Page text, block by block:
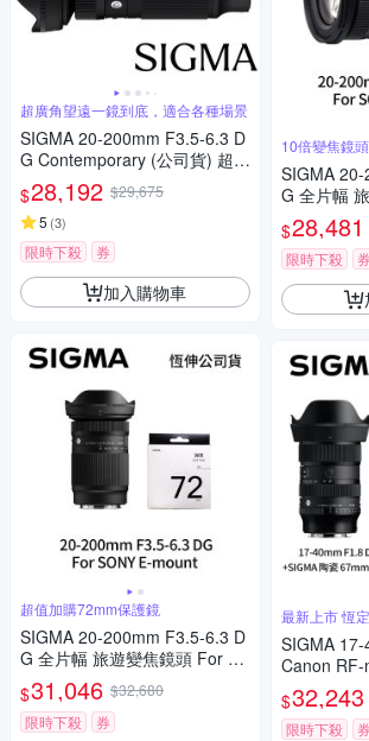
超廣角望遠一鏡到底，適合各種場景
SIGMA 20-200mm F3.5-6.3 D
G Contemporary (公司貨) 超廣
角變焦鏡頭 旅遊鏡 全片幅無反
微單眼鏡頭
$28,192 $29,675
5 (3)
限時下殺 券
加入購物車
超值加購72mm保護鏡
SIGMA 20-200mm F3.5-6.3 D
G 全片幅 旅遊變焦鏡頭 For S
ONY E-mount + SIGMA WR U
V 72mm 最頂級保護鏡 (公司
貨)
$31,046 $32,680
限時下殺
券
10倍變焦鏡頭
SIGMA
G 全片幅
ONY E-
$28,481
限時下殺
券
最新上市 恆
SIGMA
Canon RF-
瓷 67mm
-130吹球+
$32,243
限時下殺
券